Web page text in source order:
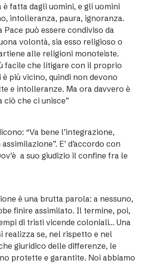
fatta dagli uomini, e gli uomini
intolleranza, paura, ignoranza.
Pace può essere condiviso da
volontà, sia esso religioso o
alle religioni monoteiste.
facile che litigare con il proprio
più vicino, quindi non devono
e intolleranze. Ma ora davvero è
ciò che ci unisce”
“Va bene l’integrazione,
E’ d’accordo con
a suo giudizio il confine fra le
è una brutta parola: a nessuno,
finire assimilato. Il termine, poi,
di tristi vicende coloniali… Una
realizza se, nel rispetto e nel
giuridico delle differenze, le
protette e garantite. Noi abbiamo